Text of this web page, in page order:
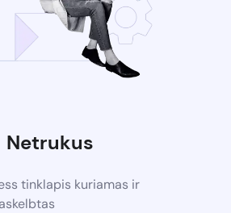
Netrukus
tinklapis kuriamas ir